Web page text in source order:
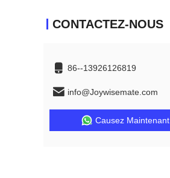
CONTACTEZ-NOUS
86--13926126819
info@Joywisemate.com
Causez Maintenant